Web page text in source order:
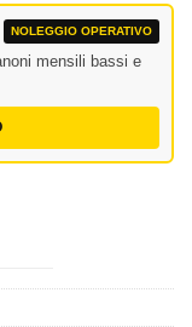
NOLEGGIO OPERATIVO
mensili bassi e